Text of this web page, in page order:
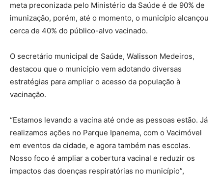
meta preconizada pelo Ministério da Saúde é de 90% de
imunização, porém, até o momento, o município alcançou
cerca de 40% do público-alvo vacinado.
O secretário municipal de Saúde, Walisson Medeiros,
destacou que o município vem adotando diversas
estratégias para ampliar o acesso da população à
vacinação.
“Estamos levando a vacina até onde as pessoas estão. Já
realizamos ações no Parque Ipanema, com o Vacimóvel
em eventos da cidade, e agora também nas escolas.
Nosso foco é ampliar a cobertura vacinal e reduzir os
impactos das doenças respiratórias no município”,